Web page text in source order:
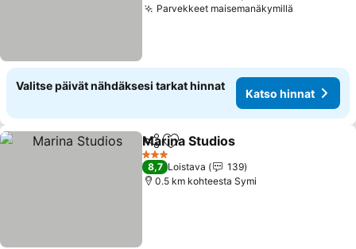
Parvekkeet maisemanäkymillä
Valitse päivät nähdäksesi tarkat hinnat
Katso hinnat
Jaa Lisää suosikkeihin
Marina Studios
3 Tähtiluokitus
8,7 Loistava
139
0.5 km kohteesta Symi